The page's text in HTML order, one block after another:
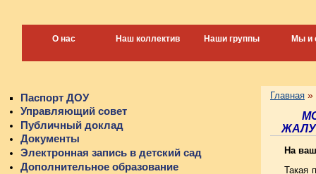
О нас Наш коллектив Наши группы Мы и
Паспорт ДОУ
Управляющий совет
Публичный доклад
Документы
Электронная запись в детский сад
Дополнительное образование
Главная »
На
Такая